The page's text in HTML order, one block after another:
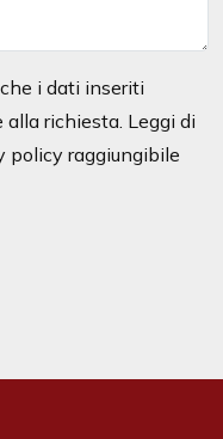
i dati inseriti
richiesta. Leggi di
policy raggiungibile